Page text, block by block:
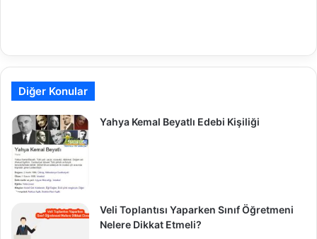
Diğer Konular
Yahya Kemal Beyatlı Edebi Kişiliği
Veli Toplantısı Yaparken Sınıf Öğretmeni
Nelere Dikkat Etmeli?